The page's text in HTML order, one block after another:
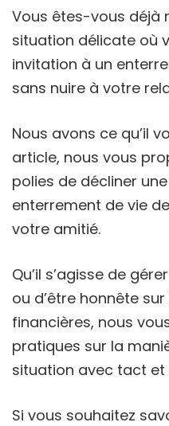
Vous êtes-vous déjà
situation délicate où
invitation à un
sans nuire à votre
Nous avons ce qu’il
article, nous vous
polies de décliner
enterrement de vie
votre amitié.
Qu’il s’agisse de
ou d’être honnête
financières, nous
pratiques sur la
situation avec tact et
Si vous souhaitez